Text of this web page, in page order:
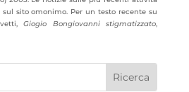
sito omonimo. Per un testo recente su
Giogio Bongiovanni stigmatizzato,